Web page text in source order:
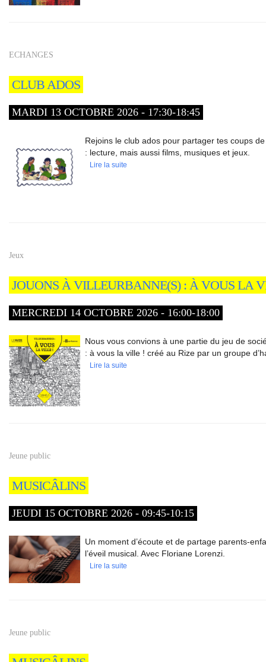
ECHANGES
CLUB ADOS
MARDI 13 OCTOBRE 2026 - 17:30-18:45
Rejoins le club ados pour partager tes coups
: lecture, mais aussi films, musiques et jeux.
Lire la suite
Jeux
JOUONS À VILLEURBANNE(S) : À VOUS LA
MERCREDI 14 OCTOBRE 2026 - 16:00-18:00
Nous vous convions à une partie du jeu de
: à vous la ville ! créé au Rize par un groupe
Lire la suite
Jeune public
MUSICÂLINS
JEUDI 15 OCTOBRE 2026 - 09:45-10:15
Un moment d’écoute et de partage parents-
l’éveil musical. Avec Floriane Lorenzi.
Lire la suite
Jeune public